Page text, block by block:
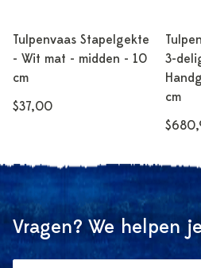
Tulpenvaas Stapelgekte
- Wit mat - midden - 10
cm
$37,00
3-
cm
Vragen? We helpen